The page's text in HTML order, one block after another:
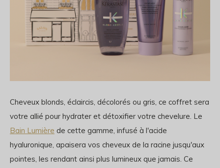
Cheveux blonds, éclaircis, décolorés ou gris, ce coffret sera
votre allié pour hydrater et détoxifier votre chevelure. Le
Bain Lumière de cette gamme, infusé à l'acide
hyaluronique, apaisera vos cheveux de la racine jusqu'aux
pointes, les rendant ainsi plus lumineux que jamais. Ce